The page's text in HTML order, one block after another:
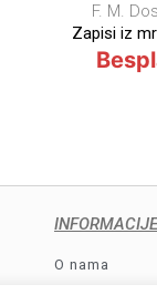
Ispovest
INFORMACIJE
O nama